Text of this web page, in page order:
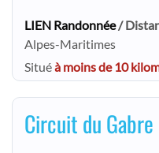
LIEN Randonnée/
Alpes-Maritimes
Situéà moins de 10
Circuit du Gabre